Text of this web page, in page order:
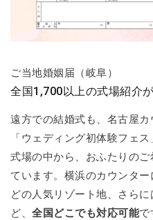
ご当地婚姻届（岐阜）
全国1,700以上の式場紹介
遠方での結婚式も、名古屋カ
「ウェディング初体験フェ
式場の中から、おふたりの
ています。横浜のカウンタ
どの人気リゾート地、さら
ど、全国どこでも対応可能で